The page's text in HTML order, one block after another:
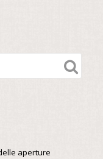
aperture